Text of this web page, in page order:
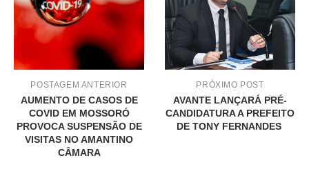
POSTAGEM ANTERIOR
AUMENTO DE CASOS DE
COVID EM MOSSORÓ
PROVOCA SUSPENSÃO DE
VISITAS NO AMANTINO
CÂMARA
PRÓXIMO POST
AVANTE LANÇARÁ PRÉ-
CANDIDATURA A PREFEITO
DE TONY FERNANDES